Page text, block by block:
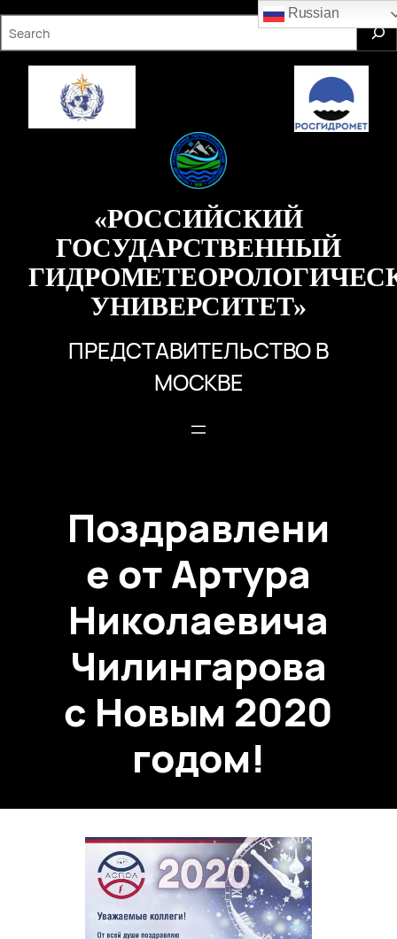
к
содержимому
S
r
«РОССИЙСКИЙ
ГОСУДАРСТВЕННЫЙ
УНИВЕРСИТЕТ»
ПРЕДСТАВИТЕЛЬСТВО В
МОСКВЕ
Поздравлени
е от Артура
Николаевича
Чилингарова
с Новым 2020
годом!
Russian